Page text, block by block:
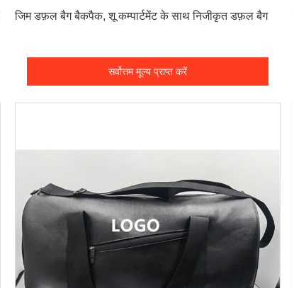
जिम डफ़ल बैग बैकपैक, शू कम्पार्टमेंट के साथ निजीकृत डफ़ल बैग
सर्वोत्तम मूल्य प्राप्त करें